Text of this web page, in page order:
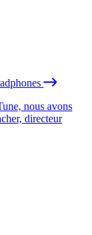
nous avons
directeur